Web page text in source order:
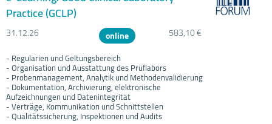
Practice (GCLP)
31.12.26 online 583,10 €
- Regularien und Geltungsbereich
- Organisation und Ausstattung des Prüflabors
- Probenmanagement, Analytik und Methodenvalidierung
- Dokumentation, Archivierung, elektronische
Aufzeichnungen und Datenintegrität
- Verträge, Kommunikation und Schnittstellen
- Qualitätssicherung, Inspektionen und Audits